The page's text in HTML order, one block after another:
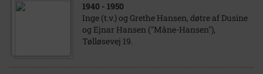
1940 - 1950
Inge (t.v.) og Grethe Hansen, døtre af Dusine
og Ejnar Hansen ("Måne-Hansen"),
Tølløsevej 19.